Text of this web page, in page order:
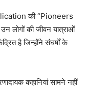
की “Pioneers
लोगों की जीवन यात्राओं
है जिन्होंने संघर्षों के
कहानियां सामने नहीं